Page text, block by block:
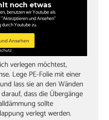
noch etwas
benutzen wir Youtube als
und Ansehen"
Youtube zu.
Ansehen
verlegen möchtest,
Lege PE-Folie mit einer
lass sie an den Wänden
dass die Übergänge
sollte
verlegt werden.